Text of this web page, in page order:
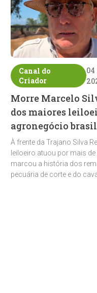
Canal do
Criador
04
Morre Marcelo
dos maiores
agronegócio
À frente da Trajano Silva
leiloeiro atuou por mais
marcou a história dos
pecuária de corte e do